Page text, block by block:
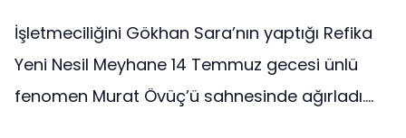
İşletmeciliğini Gökhan Sara’nın yaptığı Refika
Yeni Nesil Meyhane 14 Temmuz gecesi ünlü
fenomen Murat Övüç’ü sahnesinde ağırladı....